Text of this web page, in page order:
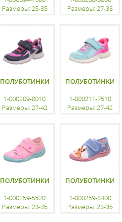
Размеры: 25-35
Размеры: 27-38
ПОЛУБОТИНКИ
1-000209-8010
Размеры: 27-42
ПОЛУБОТИНКИ
1-000211-7510
Размеры: 27-42
ПОЛУБОТИНКИ
1-000259-5520
Размеры: 23-35
ПОЛУБОТИНКИ
1-000259-8400
Размеры: 23-35